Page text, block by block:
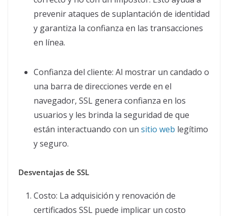
prevenir ataques de suplantación de identidad
y garantiza la confianza en las transacciones
en línea.
Confianza del cliente: Al mostrar un candado o
una barra de direcciones verde en el
navegador, SSL genera confianza en los
usuarios y les brinda la seguridad de que
están interactuando con un sitio web legítimo
y seguro.
Desventajas de SSL
Costo: La adquisición y renovación de
certificados SSL puede implicar un costo